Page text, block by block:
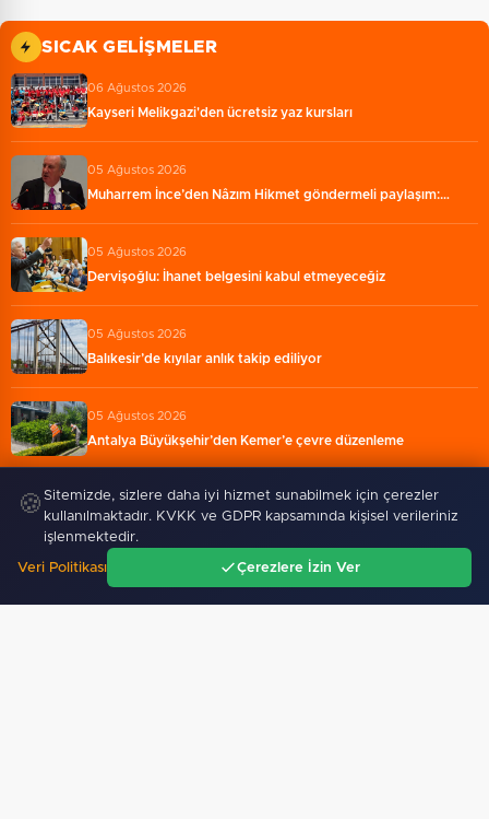
SICAK GELIŞMELER
06 Ağustos 2026
Kayseri Melikgazi'den ücretsiz yaz kursları
05 Ağustos 2026
Muharrem İnce’den Nâzım Hikmet göndermeli paylaşım:…
05 Ağustos 2026
Dervişoğlu: İhanet belgesini kabul etmeyeceğiz
05 Ağustos 2026
Balıkesir’de kıyılar anlık takip ediliyor
05 Ağustos 2026
Antalya Büyükşehir’den Kemer’e çevre düzenleme
🍪 Sitemizde, sizlere daha iyi hizmet sunabilmek için çerezler
kullanılmaktadır. KVKK ve GDPR kapsamında kişisel verileriniz
işlenmektedir.
Veri Politikası Çerezlere İzin Ver
Gündem Ara Menü